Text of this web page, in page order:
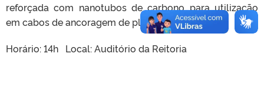
reforçada com nanotubos de carbono para utilização
em cabos de ancoragem de plataformas offshore”
Horário: 14h Local: Auditório da Reitoria